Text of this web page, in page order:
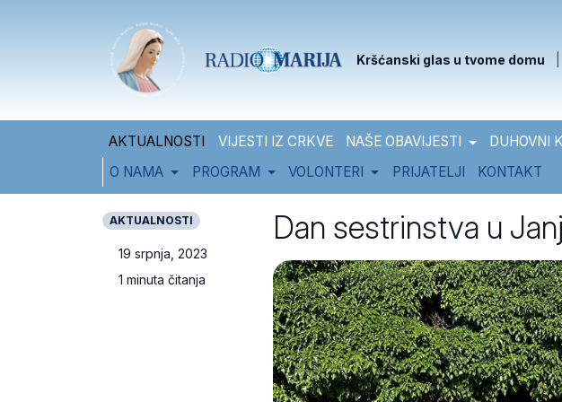
Kršćanski glas u tvome domu
AKTUALNOSTI VIJESTI IZ CRKVE NAŠE OBAVIJESTI DUHOVNI
O NAMA
PROGRAM VOLONTERI PRIJATELJI KONTAKT
AKTUALNOSTI
19 srpnja, 2023
1 minuta čitanja
Dan sestrinstva u